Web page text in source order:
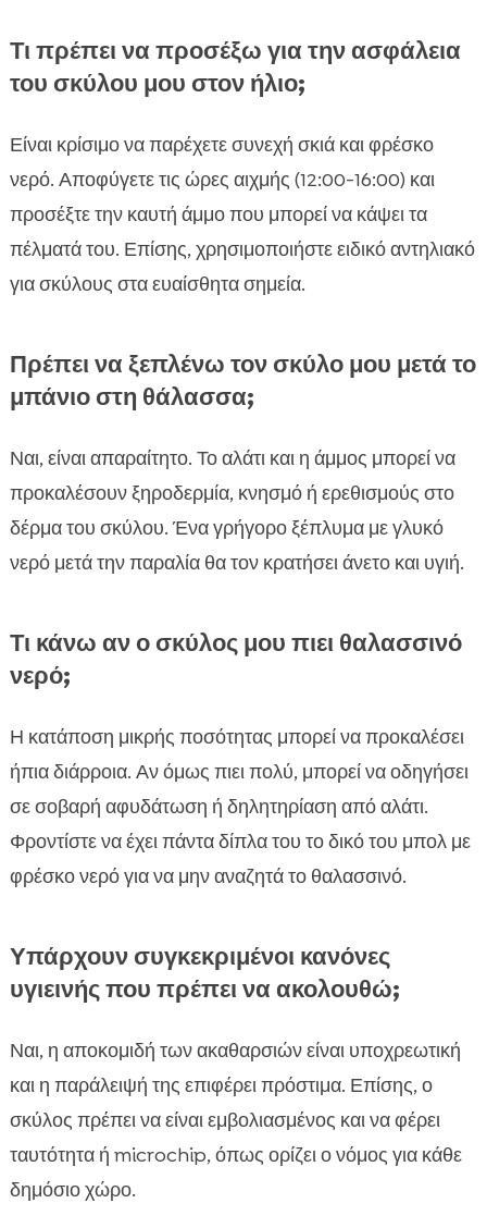
Τι πρέπει να προσέξω για την ασφάλεια
του σκύλου μου στον ήλιο;
Είναι κρίσιμο να παρέχετε συνεχή σκιά και φρέσκο
νερό. Αποφύγετε τις ώρες αιχμής (12:00-16:00) και
προσέξτε την καυτή άμμο που μπορεί να κάψει τα
πέλματά του. Επίσης, χρησιμοποιήστε ειδικό αντηλιακό
για σκύλους στα ευαίσθητα σημεία.
Πρέπει να ξεπλένω τον σκύλο μου μετά το
μπάνιο στη θάλασσα;
Ναι, είναι απαραίτητο. Το αλάτι και η άμμος μπορεί να
προκαλέσουν ξηροδερμία, κνησμό ή ερεθισμούς στο
δέρμα του σκύλου. Ένα γρήγορο ξέπλυμα με γλυκό
νερό μετά την παραλία θα τον κρατήσει άνετο και υγιή.
Τι κάνω αν ο σκύλος μου πιει θαλασσινό
νερό;
Η κατάποση μικρής ποσότητας μπορεί να προκαλέσει
ήπια διάρροια. Αν όμως πιει πολύ, μπορεί να οδηγήσει
σε σοβαρή αφυδάτωση ή δηλητηρίαση από αλάτι.
Φροντίστε να έχει πάντα δίπλα του το δικό του μπολ με
φρέσκο νερό για να μην αναζητά το θαλασσινό.
Υπάρχουν συγκεκριμένοι κανόνες
υγιεινής που πρέπει να ακολουθώ;
Ναι, η αποκομιδή των ακαθαρσιών είναι υποχρεωτική
και η παράλειψή της επιφέρει πρόστιμα. Επίσης, ο
σκύλος πρέπει να είναι εμβολιασμένος και να φέρει
ταυτότητα ή microchip, όπως ορίζει ο νόμος για κάθε
δημόσιο χώρο.